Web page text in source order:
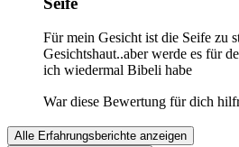
Für mein Gesicht ist die Seife zu
Gesichtshaut..aber werde es für
ich wiedermal Bibeli habe
War diese Bewertung für dich
Alle Erfahrungsberichte anzeigen